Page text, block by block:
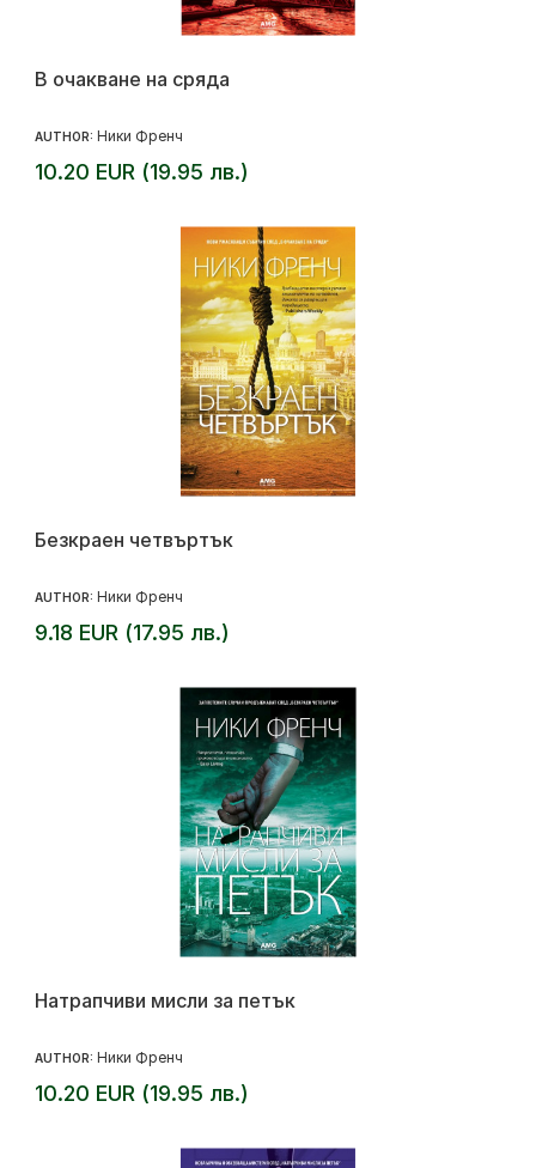
В очакване на сряда
AUTHOR: Ники Френч
10.20 EUR (19.95 лв.)
Безкраен четвъртък
AUTHOR: Ники Френч
9.18 EUR (17.95 лв.)
Натрапчиви мисли за петък
AUTHOR: Ники Френч
10.20 EUR (19.95 лв.)